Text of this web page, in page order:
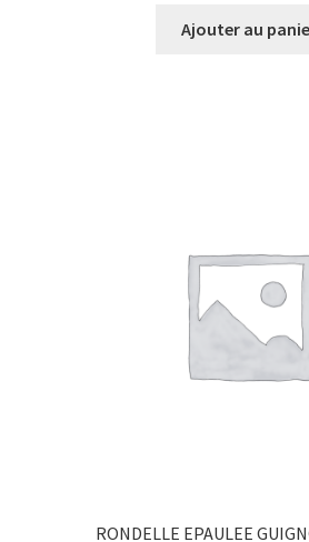
Ajouter au
RONDELLE EPAULEE